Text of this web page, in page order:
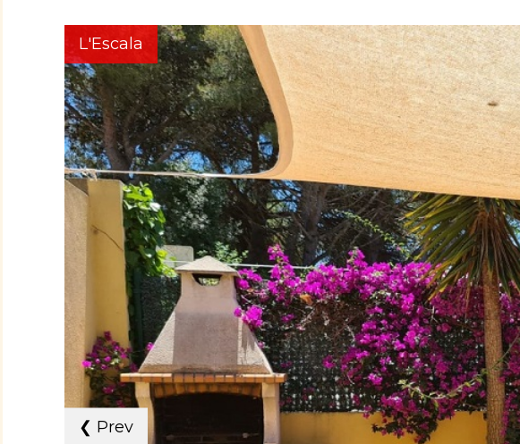
❮ Prev
L'Escala